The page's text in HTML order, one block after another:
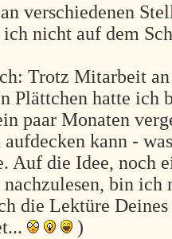
verschiedenen
nicht auf dem
Trotz Mitarbeit
Plättchen hatte ich
paar Monaten
kann -
Auf die Idee, noch
bin ich
die Lektüre
)